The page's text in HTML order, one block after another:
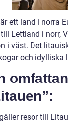
ett land i norra
Lettland i norr,
i väst. Det
och idylliska
resor till